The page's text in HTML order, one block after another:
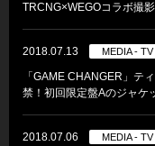
TRCNG×WEGOコラボ撮
2018.07.13 MEDIA - TV
「GAME CHANGER」テ
禁！初回限定盤Aのジャケ
2018.07.06 MEDIA - TV